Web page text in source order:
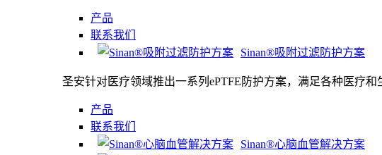
产品
联系我们
Sinan®吸附过滤防护方案
圣安针对医疗领域推出一系列ePTFE防护方案，满足各种医疗和
产品
联系我们
Sinan®心脑血管解决方案